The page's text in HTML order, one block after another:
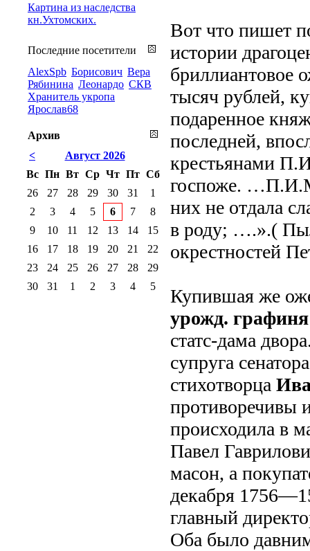
Вот что пишет
истории
бриллиантовое
тысяч рублей,
подаренное
последней,
крестьянами
госпоже.
них не отдала
в роду; ….».(
окрестностей
Купившая же
урожд.
статс-дама
супруга
стихотворца
противоречивы
происходила в
Павел
масон, а
декабря
главный
Оба было
Картина из наследства
кн.Ухтомских.
Последние посетители
AlexSpb Борисович Вера
Рябинина Леонардо СКВ
Хранитель укропа
Ярослав68
Архив
<
Август 2026
Вс Пн Вт Ср Чт Пт Сб
26
27 28 29 30 31
1
2
3 4 5 6 7
8
9
10 11 12 13 14
15
16
17 18 19 20 21
22
23
24 25 26 27 28
29
30
31 1 2 3 4 5